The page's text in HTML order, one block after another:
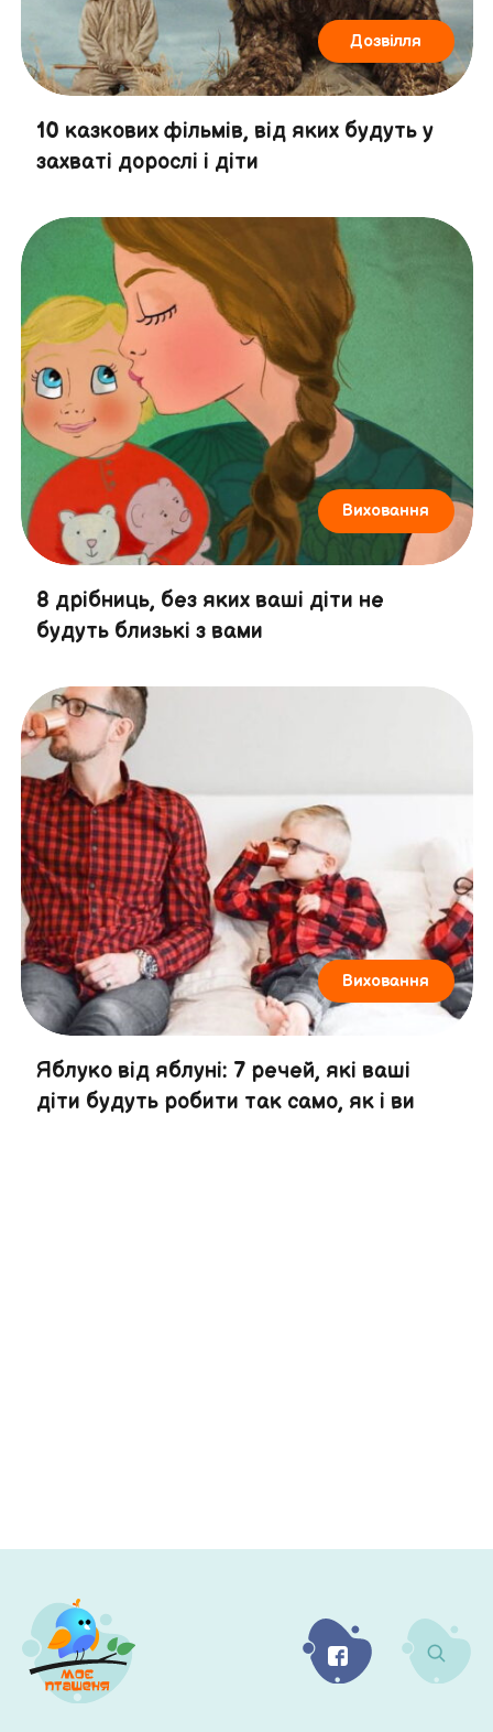
Дозвілля
10 казкових фільмів, від яких будуть у
захваті дорослі і діти
Виховання
8 дрібниць, без яких ваші діти не
будуть близькі з вами
Виховання
Яблуко від яблуні: 7 речей, які ваші
діти будуть робити так само, як і ви